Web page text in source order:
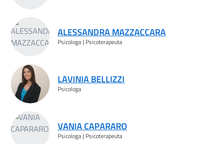
ALESSANDRA MAZZACCARA
Psicologa | Psicoterapeuta
LAVINIA BELLIZZI
Psicologa
VANIA CAPARARO
Psicologa | Psicoterapeuta